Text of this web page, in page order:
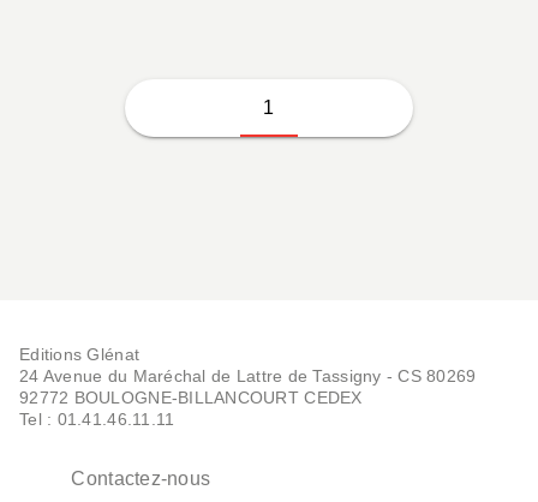
1
Editions Glénat
24 Avenue du Maréchal de Lattre de Tassigny - CS 80269
92772 BOULOGNE-BILLANCOURT CEDEX
Tel : 01.41.46.11.11
Contactez-nous